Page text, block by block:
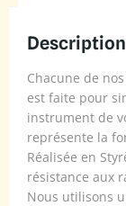
Description
Chacune de
est faite pour
instrument de
représente la
Réalisée en
résistance aux
Nous utilisons